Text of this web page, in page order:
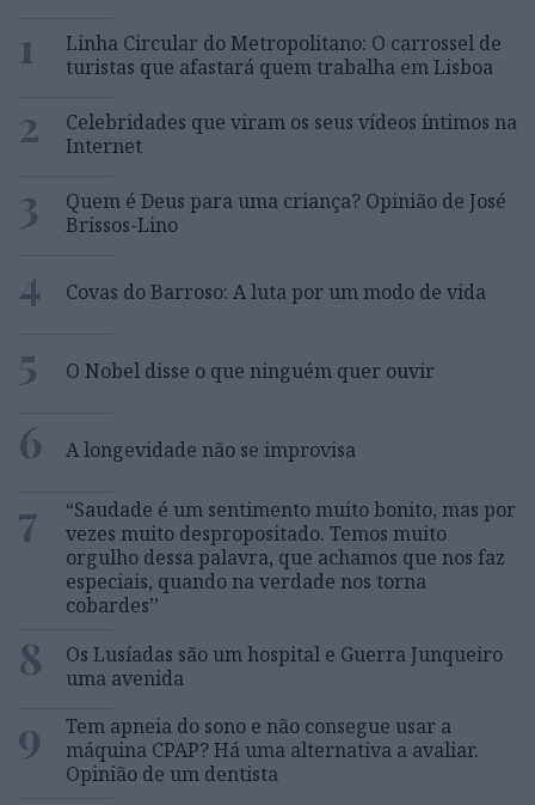
1
Linha Circular do Metropolitano: O carrossel de
turistas que afastará quem trabalha em Lisboa
2
Celebridades que viram os seus vídeos íntimos na
Internet
3
Quem é Deus para uma criança? Opinião de José
Brissos-Lino
4 Covas do Barroso: A luta por um modo de vida
5 O Nobel disse o que ninguém quer ouvir
6 A longevidade não se improvisa
7
“Saudade é um sentimento muito bonito, mas por
vezes muito despropositado. Temos muito
orgulho dessa palavra, que achamos que nos faz
especiais, quando na verdade nos torna
cobardes’’
8
Os Lusíadas são um hospital e Guerra Junqueiro
uma avenida
9
Tem apneia do sono e não consegue usar a
máquina CPAP? Há uma alternativa a avaliar.
Opinião de um dentista